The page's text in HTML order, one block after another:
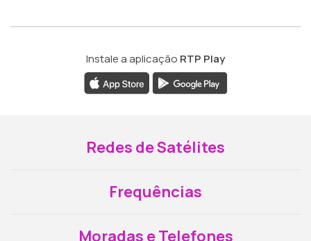
Instale a aplicação RTP Play
Redes de Satélites
Frequências
Moradas e Telefones